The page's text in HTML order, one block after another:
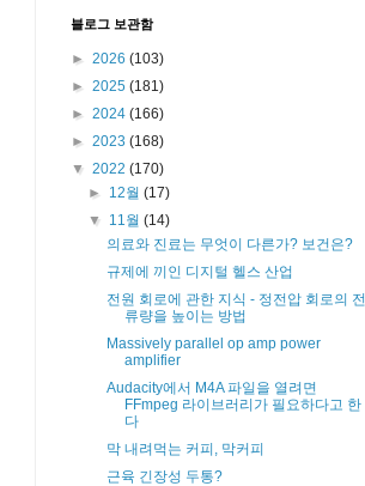
블로그 보관함
► 2026 (103)
► 2025 (181)
► 2024 (166)
► 2023 (168)
▼ 2022 (170)
► 12월(17)
▼ 11월(14)
의료와 진료는 무엇이 다른가? 보건은?
규제에 끼인 디지털 헬스 산업
전원 회로에 관한 지식 - 정전압 회로의 전
류량을 높이는 방법
Massively parallel op amp power
amplifier
Audacity에서 M4A 파일을 열려면
FFmpeg 라이브러리가 필요하다고 한
다
막 내려먹는 커피, 막커피
근육 긴장성 두통?